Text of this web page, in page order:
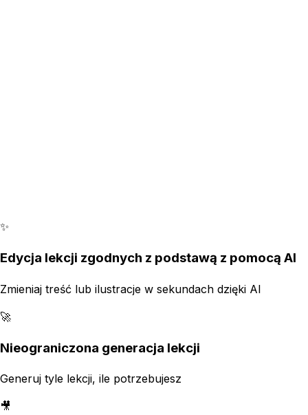
✨
Edycja lekcji zgodnych z podstawą z pomocą AI
Zmieniaj treść lub ilustracje w sekundach dzięki AI
🚀
Nieograniczona generacja lekcji
Generuj tyle lekcji, ile potrzebujesz
🎥